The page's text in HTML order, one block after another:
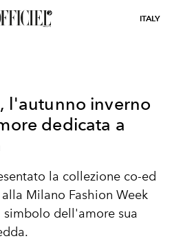
ITALY
l'autunno inverno
dedicata a
la collezione co-ed
Milano Fashion Week
dell'amore sua